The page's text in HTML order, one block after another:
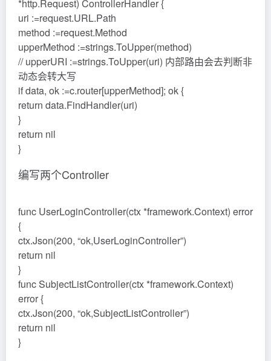
*http.Request) ControllerHandler {
uri :=request.URL.Path
method :=request.Method
upperMethod :=strings.ToUpper(method)
// upperURI :=strings.ToUpper(uri) 内部路由会去判断非
动态会转大写
if data, ok :=c.router[upperMethod]; ok {
return data.FindHandler(uri)
}
return nil
}
编写两个Controller
func UserLoginController(ctx *framework.Context) error
{
ctx.Json(200, “ok,UserLoginController”)
return nil
}
func SubjectListController(ctx *framework.Context)
error {
ctx.Json(200, “ok,SubjectListController”)
return nil
}